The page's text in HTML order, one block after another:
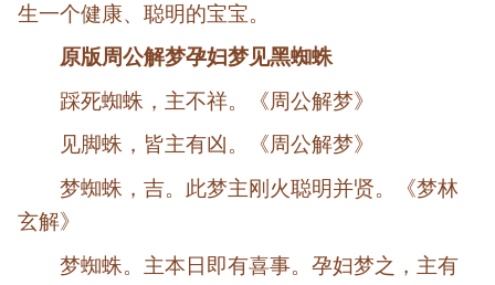
生一个健康、聪明的宝宝。
原版周公解梦孕妇梦见黑蜘蛛
踩死蜘蛛，主不祥。《周公解梦》
见脚蛛，皆主有凶。《周公解梦》
梦蜘蛛，吉。此梦主刚火聪明并贤。《梦林
玄解》
梦蜘蛛。主本日即有喜事。孕妇梦之，主有